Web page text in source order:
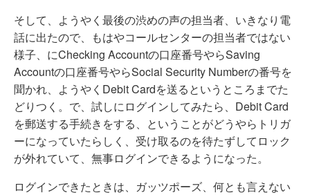
そして、ようやく最後の渋めの声の担当者、いきなり電
話に出たので、もはやコールセンターの担当者ではない
様子、にChecking Accountの口座番号やらSaving
Accountの口座番号やらSocial Security Numberの番号を
聞かれ、ようやくDebit Cardを送るというところまでた
どりつく。で、試しにログインしてみたら、Debit Card
を郵送する手続きをする、ということがどうやらトリガ
ーになっていたらしく、受け取るのを待たずしてロック
が外れていて、無事ログインできるようになった。
ログインできたときは、ガッツポーズ、何とも言えない